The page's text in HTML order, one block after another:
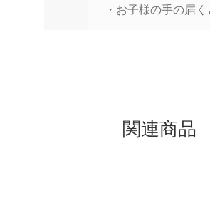
・お子様の手の届
関連商品